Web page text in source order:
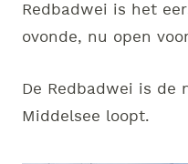
Redbadwei is het
ovonde, nu open
De Redbadwei is de
Middelsee loopt.